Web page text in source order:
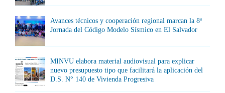
Avances técnicos y cooperación regional marcan la 8ª
Jornada del Código Modelo Sísmico en El Salvador
MINVU elabora material audiovisual para explicar
nuevo presupuesto tipo que facilitará la aplicación del
D.S. N° 140 de Vivienda Progresiva